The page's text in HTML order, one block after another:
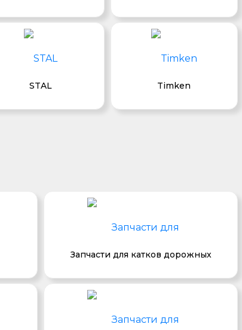
STAL Timken
Запчасти для катков дорожных